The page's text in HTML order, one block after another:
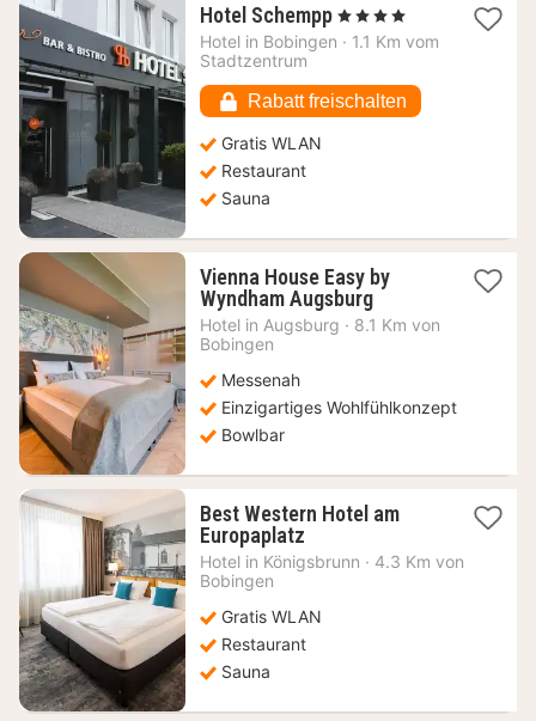
Hotel Schempp 1
Nacht
€
, 4 Sterne
Hotel in Bobingen · 1.1 Km vom
Stadtzentrum
Rabatt freischalten
Gratis WLAN
Restaurant
Sauna
Vienna House Easy by
Wyndham Augsburg1
Nacht
Hotel in Augsburg · 8.1 Km von
Bobingen
Messenah
Einzigartiges Wohlfühlkonzept
Bowlbar
Best Western Hotel am
Europaplatz1
Nacht
ab
€
Hotel in Königsbrunn · 4.3 Km von
Bobingen
Gratis WLAN
Restaurant
Sauna